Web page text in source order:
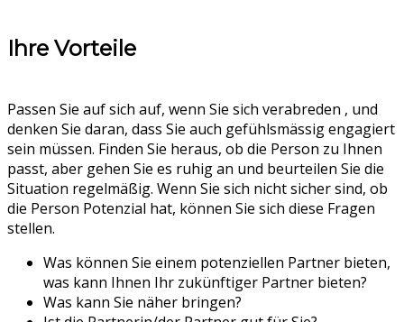
Ihre Vorteile
Passen Sie auf sich auf, wenn Sie sich verabreden , und
denken Sie daran, dass Sie auch gefühlsmässig engagiert
sein müssen. Finden Sie heraus, ob die Person zu Ihnen
passt, aber gehen Sie es ruhig an und beurteilen Sie die
Situation regelmäßig. Wenn Sie sich nicht sicher sind, ob
die Person Potenzial hat, können Sie sich diese Fragen
stellen.
Was können Sie einem potenziellen Partner bieten,
was kann Ihnen Ihr zukünftiger Partner bieten?
Was kann Sie näher bringen?